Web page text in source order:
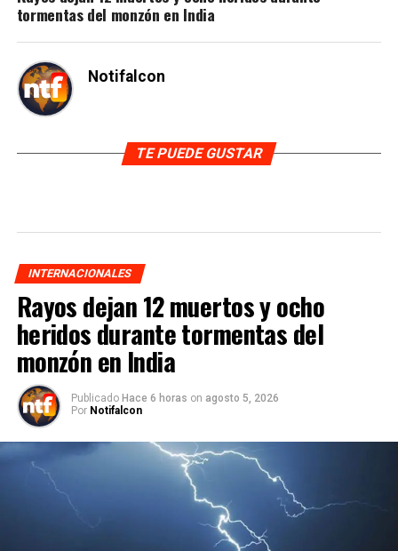
tormentas del monzón en India
Notifalcon
TE PUEDE GUSTAR
INTERNACIONALES
Rayos dejan 12 muertos y ocho
heridos durante tormentas del
monzón en India
Publicado Hace 6 horas on agosto 5, 2026
Por Notifalcon